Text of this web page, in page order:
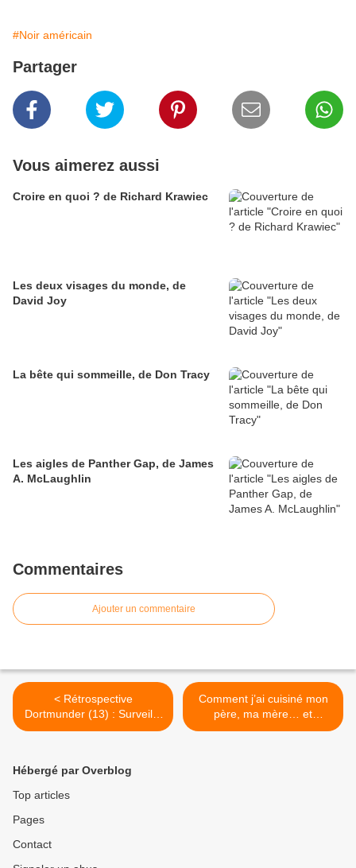
#Noir américain
Partager
Vous aimerez aussi
Croire en quoi ? de Richard Krawiec
Les deux visages du monde, de
David Joy
La bête qui sommeille, de Don Tracy
Les aigles de Panther Gap, de James
A. McLaughlin
Commentaires
Ajouter un commentaire
< Rétrospective
Dortmunder (13) : Surveille
tes arrières, de Donald
Comment j’ai cuisiné mon
père, ma mère… et
retrouvé l’amour, de S.G.
Hébergé par Overblog
Top articles
Pages
Contact